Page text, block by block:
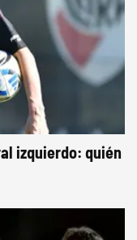
izquierdo: quién